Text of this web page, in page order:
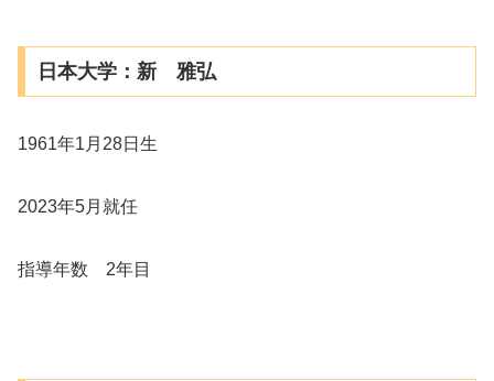
日本大学：新 雅弘
1961年1月28日生
2023年5月就任
指導年数 2年目